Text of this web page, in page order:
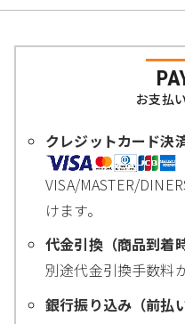
お支払
クレジットカード決
VISA/MASTER/
けます。
代金引換（商品到着
別途代金引換手数料
銀行振り込み（前払い